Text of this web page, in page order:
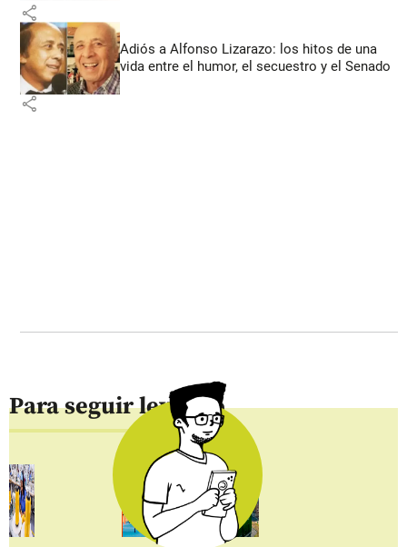
share
Adiós a Alfonso Lizarazo: los hitos de una
vida entre el humor, el secuestro y el Senado
share
Para seguir leyendo